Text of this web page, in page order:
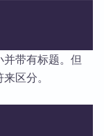
带有标题。但
区分。